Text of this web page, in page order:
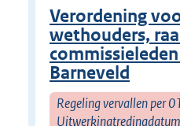
Verordening
wethouders,
Barneveld
Regeling vervallen per